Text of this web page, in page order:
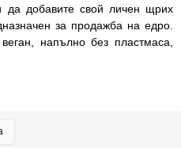
да добавите свой личен щрих
за продажба на едро.
напълно без пластмаса,